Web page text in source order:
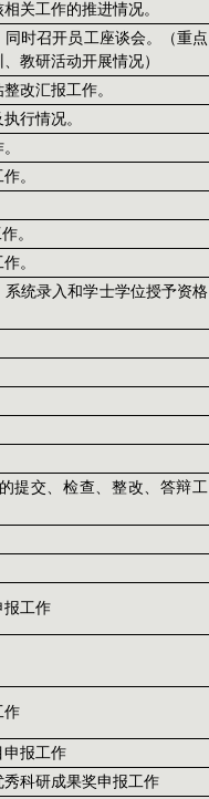
关工作的推进情况。
时召开员工座谈会。（重点
教研活动开展情况）
改汇报工作。
行情况。
。
。
。
统录入和学士学位授予资格
提交、检查、整改、答辩工
报工作
作
申报工作
科研成果奖申报工作